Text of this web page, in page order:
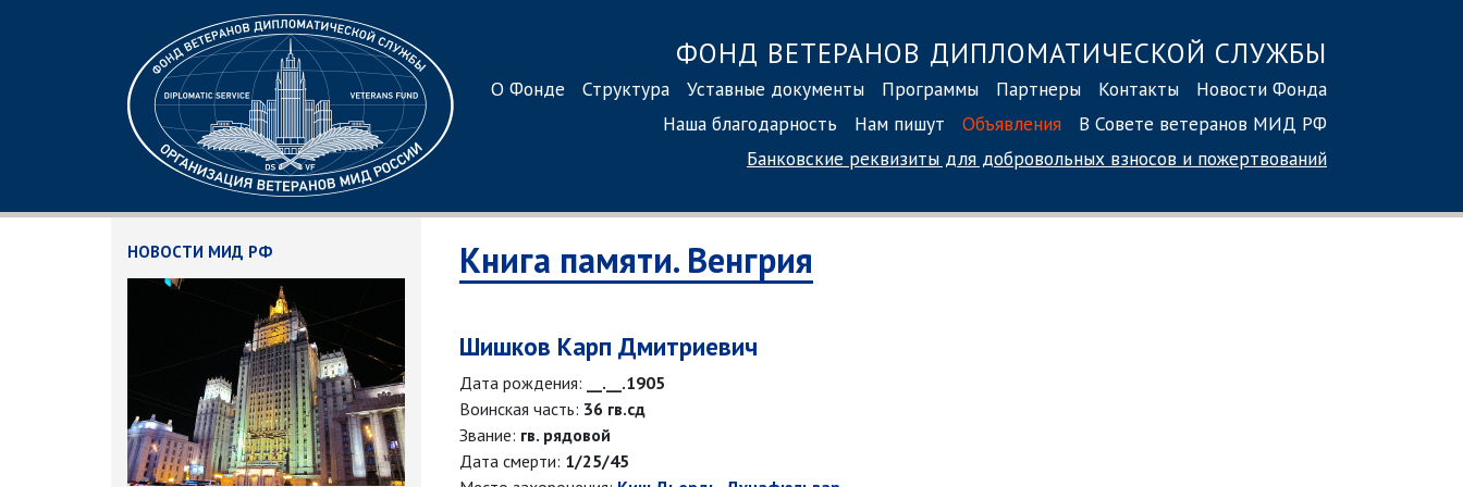
ФОНД ВЕТЕРАНОВ ДИПЛОМАТИЧЕСКОЙ СЛУЖБЫ
О Фонде Структура Уставные документы Программы Партнеры Контакты
Новости Фонда
Наша благодарность
Нам пишут Объявления
В Совете ветеранов МИД РФ
Банковские реквизиты для добровольных взносов и пожертвований
НОВОСТИ МИД РФ Книга памяти. Венгрия
Шишков Карп Дмитриевич
Дата рождения:
__.__.1905
Воинская часть: 36 гв.сд
Звание: гв. рядовой
Дата смерти: 1/25/45